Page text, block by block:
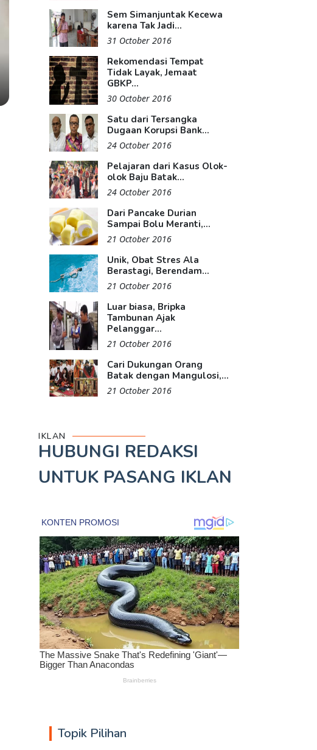
Sem Simanjuntak Kecewa
karena Tak Jadi...
31 October 2016
Rekomendasi Tempat
Tidak Layak, Jemaat
GBKP...
30 October 2016
Satu dari Tersangka
Dugaan Korupsi Bank...
24 October 2016
Pelajaran dari Kasus Olok-
olok Baju Batak...
24 October 2016
Dari Pancake Durian
Sampai Bolu Meranti,...
21 October 2016
Unik, Obat Stres Ala
Berastagi, Berendam...
21 October 2016
Luar biasa, Bripka
Tambunan Ajak
Pelanggar...
21 October 2016
Cari Dukungan Orang
Batak dengan Mangulosi,...
21 October 2016
IKLAN
HUBUNGI REDAKSI
UNTUK PASANG IKLAN
Topik Pilihan